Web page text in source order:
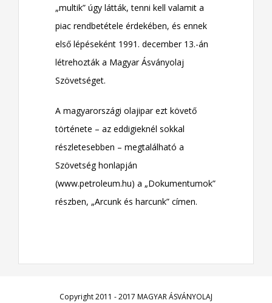
„multik” úgy látták, tenni kell valamit a
piac rendbetétele érdekében, és ennek
első lépéseként 1991. december 13.-án
létrehozták a Magyar Ásványolaj
Szövetséget.
A magyarországi olajipar ezt követő
története – az eddigieknél sokkal
részletesebben – megtalálható a
Szövetség honlapján
(www.petroleum.hu) a „Dokumentumok”
részben, „Arcunk és harcunk” címen.
Copyright 2011 - 2017 MAGYAR ÁSVÁNYOLAJ